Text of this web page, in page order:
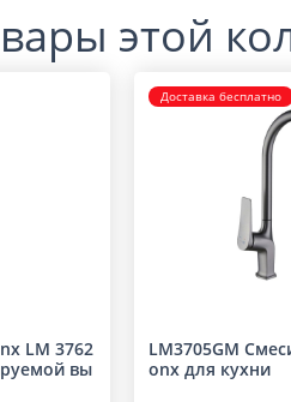
этой
LM 3762
вы
Доставка бесплатно
LM3705GM
onx для кухни